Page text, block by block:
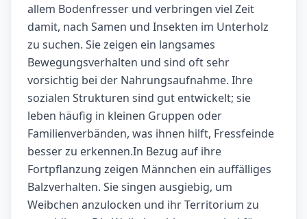
allem Bodenfresser und verbringen viel Zeit
damit, nach Samen und Insekten im Unterholz
zu suchen. Sie zeigen ein langsames
Bewegungsverhalten und sind oft sehr
vorsichtig bei der Nahrungsaufnahme. Ihre
sozialen Strukturen sind gut entwickelt; sie
leben häufig in kleinen Gruppen oder
Familienverbänden, was ihnen hilft, Fressfeinde
besser zu erkennen.In Bezug auf ihre
Fortpflanzung zeigen Männchen ein auffälliges
Balzverhalten. Sie singen ausgiebig, um
Weibchen anzulocken und ihr Territorium zu